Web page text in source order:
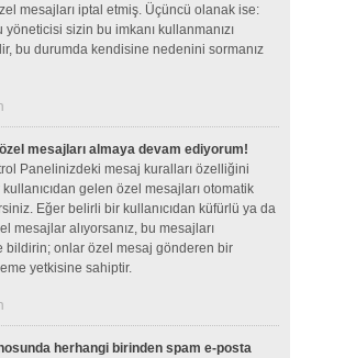
mesajları iptal etmiş. Üçüncü olanak ise:
sizin bu imkanı kullanmanızı
bu durumda kendisine nedenini sormanız
mesajları almaya devam ediyorum!
Panelinizdeki mesaj kuralları özelliğini
gelen özel mesajları otomatik
Eğer belirli bir kullanıcıdan küfürlü ya da
mesajlar alıyorsanız, bu mesajları
bildirin; onlar özel mesaj gönderen bir
yetkisine sahiptir.
herhangi birinden spam e-posta